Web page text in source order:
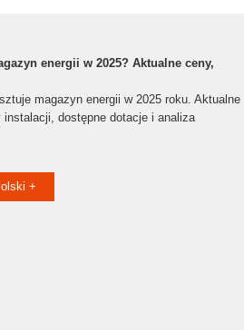
energii w 2025? Aktualne ceny,
magazyn energii w 2025 roku. Aktualne
instalacji, dostępne dotacje i analiza
+